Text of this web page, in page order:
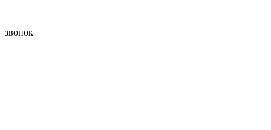
звонок